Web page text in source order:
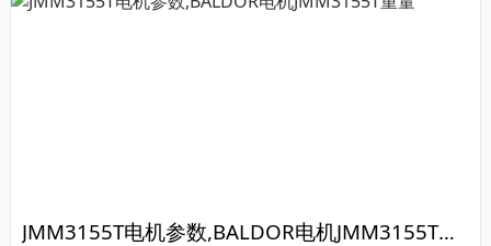
JMM3155T电机参数,BALDOR电机JMM3155T重量